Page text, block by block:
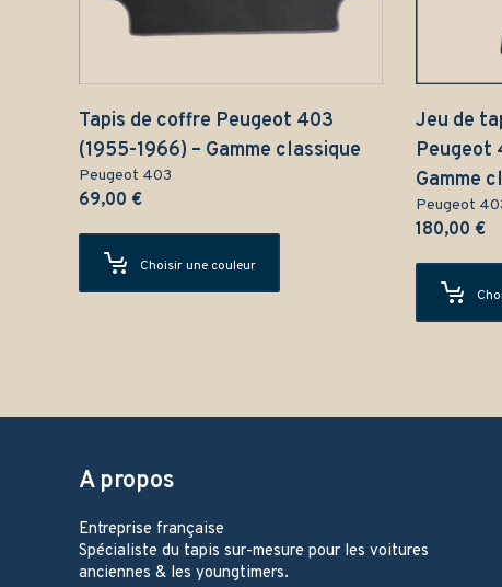
Tapis de coffre Peugeot 403
(1955-1966) – Gamme classique
Peugeot 403
69,00 €
Choisir une couleur
Jeu de
Peugeot
Gamme
Peugeot
180,00 €
A propos
Entreprise française
Spécialiste du tapis sur-mesure pour les voitures
anciennes & les youngtimers.